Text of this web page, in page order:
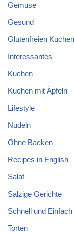
Gemuse
Gesund
Glutenfreien Kuchen
Interessantes
Kuchen
Kuchen mit Äpfeln
Lifestyle
Nudeln
Ohne Backen
Recipes in English
Salat
Salzige Gerichte
Schnell und Einfach
Torten